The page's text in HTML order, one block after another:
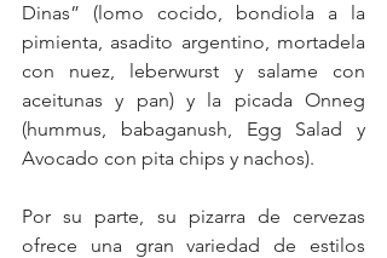
Dinas” (lomo cocido, bondiola a la
pimienta, asadito argentino, mortadela
con nuez, leberwurst y salame con
aceitunas y pan) y la picada Onneg
(hummus, babaganush, Egg Salad y
Avocado con pita chips y nachos).
Por su parte, su pizarra de cervezas
ofrece una gran variedad de estilos